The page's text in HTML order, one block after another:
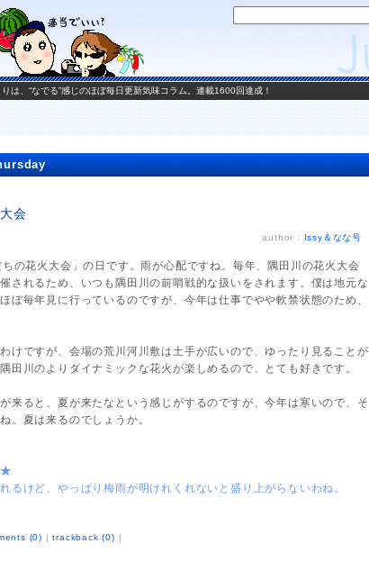
は、“なでる”感じのほぼ毎日更新気味コラム。連載1600回達成！
会
author : Issy＆なな号
の花火大会」の日です。雨が心配ですね。毎年、隅田川の花火大会
されるため、いつも隅田川の前哨戦的な扱いをされます。僕は地元な
ぼ毎年見に行っているのですが、今年は仕事でやや軟禁状態のため、
けですが、会場の荒川河川敷は土手が広いので、ゆったり見ることが
田川のよりダイナミックな花火が楽しめるので、とても好きです。
来ると、夏が来たなという感じがするのですが、今年は寒いので、そ
。夏は来るのでしょうか。
るけど、やっぱり梅雨が明けれくれないと盛り上がらないわね。
(0) |trackback (0) |